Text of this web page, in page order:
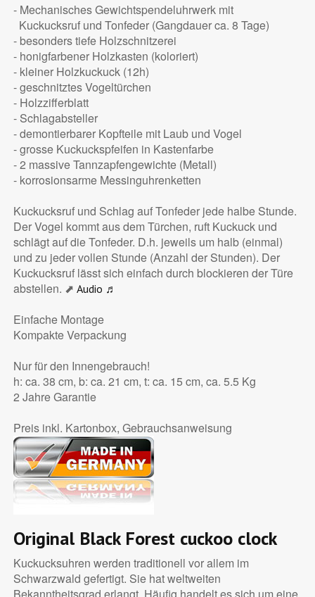
- Mechanisches Gewichtspendeluhrwerk mit
Kuckucksruf und Tonfeder (Gangdauer ca. 8 Tage)
- besonders tiefe Holzschnitzerei
- honigfarbener Holzkasten (koloriert)
- kleiner Holzkuckuck (12h)
- geschnitztes Vogeltürchen
- Holzzifferblatt
- Schlagabsteller
- demontierbarer Kopfteile mit Laub und Vogel
- grosse Kuckuckspfeifen in Kastenfarbe
- 2 massive Tannzapfengewichte (Metall)
- korrosionsarme Messinguhrenketten
Kuckucksruf und Schlag auf Tonfeder jede halbe Stunde.
Der Vogel kommt aus dem Türchen, ruft Kuckuck und
schlägt auf die Tonfeder. D.h. jeweils um halb (einmal)
und zu jeder vollen Stunde (Anzahl der Stunden). Der
Kuckucksruf lässt sich einfach durch blockieren der Türe
abstellen. ⬈ Audio ♬
Einfache Montage
Kompakte Verpackung
Nur für den Innengebrauch!
h: ca. 38 cm, b: ca. 21 cm, t: ca. 15 cm, ca. 5.5 Kg
2 Jahre Garantie
Preis inkl. Kartonbox, Gebrauchsanweisung
Original Black Forest cuckoo clock
Kuckucksuhren werden traditionell vor allem im
Schwarzwald gefertigt. Sie hat weltweiten
Bekanntheitsgrad erlangt. Häufig handelt es sich um eine